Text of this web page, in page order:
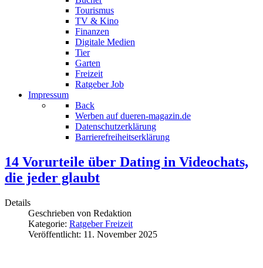
Tourismus
TV & Kino
Finanzen
Digitale Medien
Tier
Garten
Freizeit
Ratgeber Job
Impressum
Back
Werben auf dueren-magazin.de
Datenschutzerklärung
Barrierefreiheitserklärung
14 Vorurteile über Dating in Videochats,
die jeder glaubt
Details
Geschrieben von Redaktion
Kategorie: Ratgeber Freizeit
Veröffentlicht: 11. November 2025